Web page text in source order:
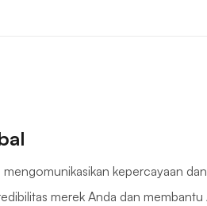
kepercayaan dan
merek Anda dan membantu